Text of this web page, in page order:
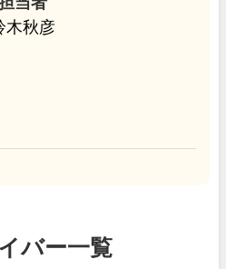
木秋彦
バー一覧